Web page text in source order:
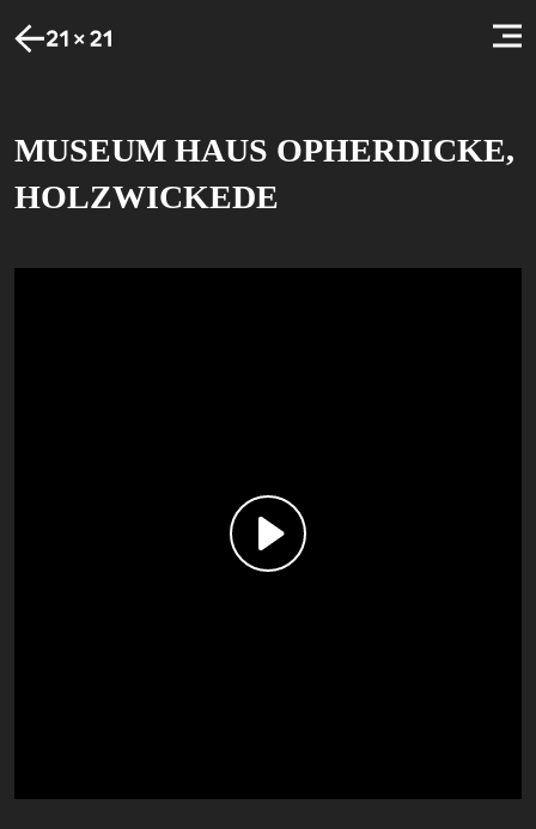
MUSEUM HAUS OPHERDICKE,
HOLZWICKEDE